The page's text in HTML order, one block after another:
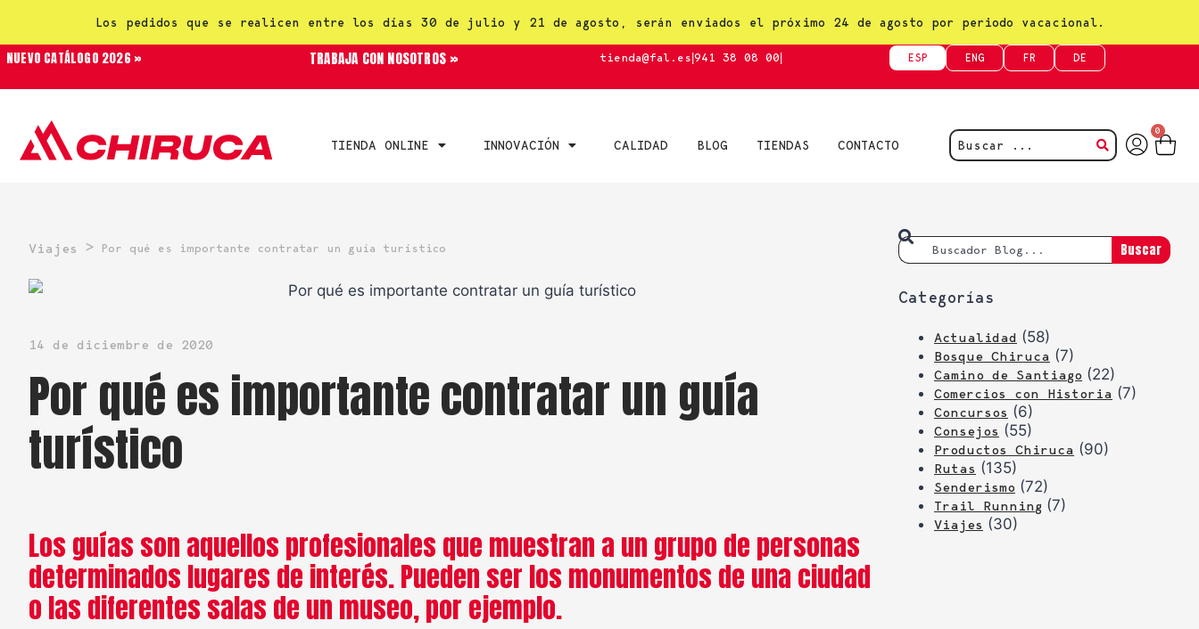
Los pedidos que se realicen entre los días 30 de julio y 21 de agosto, serán enviados el próximo 24 de agosto por periodo vacacional.
NUEVO CATÁLOGO 2026 » TRABAJA CON NOSOTROS » tienda@fal.es 941 38 08 00 ESP ENG FR DE
TIENDA ONLINE INNOVACIÓN CALIDAD BLOG TIENDAS CONTACTO
0
Viajes > Por qué es importante contratar un guía turístico
14 de diciembre de 2020
Por qué es importante contratar un guía
turístico
Los guías son aquellos profesionales que muestran a un grupo de personas
determinados lugares de interés. Pueden ser los monumentos de una ciudad
o las diferentes salas de un museo, por ejemplo.
Buscar
Categorías
Actualidad (58)
Bosque Chiruca (7)
Camino de Santiago (22)
Comercios con Historia (7)
Concursos (6)
Consejos (55)
Productos Chiruca (90)
Rutas (135)
Senderismo (72)
Trail Running (7)
Viajes (30)